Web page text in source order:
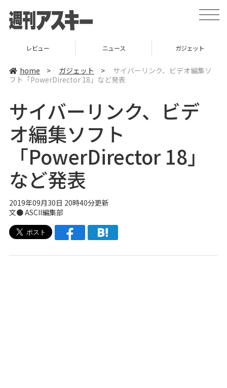
t
o
v
ニュース ガジェット ゲーム
home > ガジェット >
サイバーリンク、ビデオ編集ソ
フト「PowerDirector 18」など発表
サイバーリンク、ビデ
オ編集ソフト
「PowerDirector 18」
など発表
2019年09月30日 20時40分更新
文● ASCII編集部